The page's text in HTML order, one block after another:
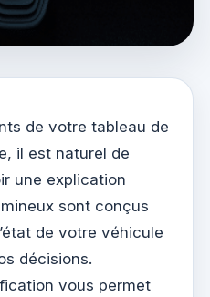
de votre tableau de
il est naturel de
une explication
sont conçus
de votre véhicule
décisions.
vous permet